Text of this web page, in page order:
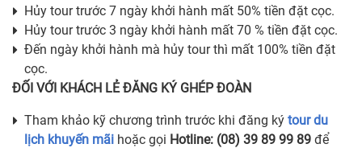
Hủy tour trước 7 ngày khởi hành mất 50% tiền đặt cọc.
Hủy tour trước 3 ngày khởi hành mất 70 % tiền đặt cọc.
Đến ngày khởi hành mà hủy tour thì mất 100% tiền đặt
cọc.
ĐỐI VỚI KHÁCH LẺ ĐĂNG KÝ GHÉP ĐOÀN
Tham khảo kỹ chương trình trước khi đăng ký tour du
lịch khuyến mãi hoặc gọi Hotline: (08) 39 89 99 89 để